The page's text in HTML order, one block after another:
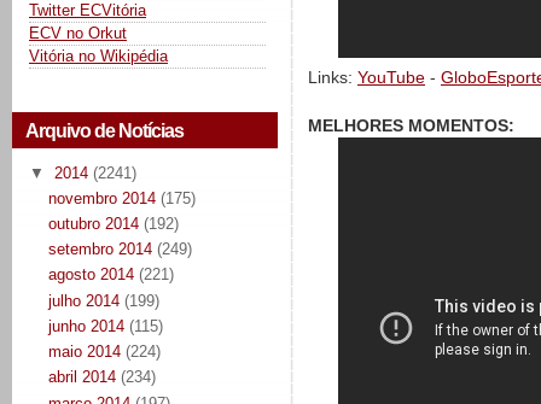
Twitter ECVitória
ECV no Orkut
Vitória no Wikipédia
Arquivo de Notícias
▼ 2014 (2241)
novembro 2014 (175)
outubro 2014 (192)
setembro 2014 (249)
agosto 2014 (221)
julho 2014 (199)
junho 2014 (115)
maio 2014 (224)
abril 2014 (234)
Links: YouTube -
MELHORES MOMENTOS: